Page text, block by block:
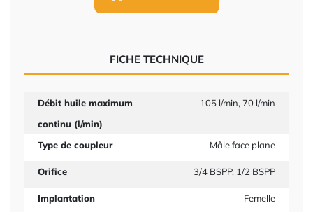
FICHE TECHNIQUE
Débit huile maximum
continu (l/min)
105 l/min, 70 l/min
Type de coupleur Mâle face plane
Orifice 3/4 BSPP, 1/2 BSPP
Implantation Femelle